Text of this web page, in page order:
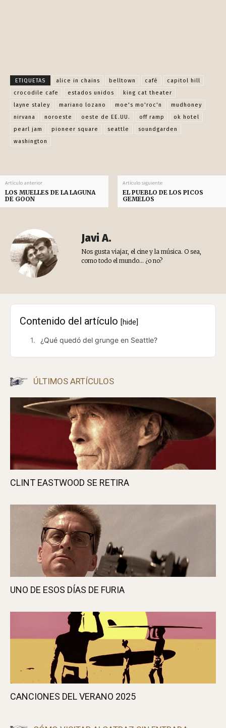
ETIQUETAS alice in chains belltown café
capitol hill
crocodile cafe
estados unidos
king cat theater
layne staley
mariano lozano moe's mo'roc'n
mudhoney
nirvana
noroeste oeste de EE.UU. off ramp
ok hotel
pearl jam
pioneer square seattle
soundgarden
washington
Artículo anterior
LOS MUELLES DE LA LAGUNA
DE GOON
Artículo siguiente
EL PUEBLO DE LOS PICOS
GEMELOS
Javi A.
Nos gusta viajar, el cine y la música. O sea,
como todo el mundo... ¿o no?
Contenido del artículo [hide]
¿Qué quedó del grunge en Seattle?
ÚLTIMOS ARTÍCULOS
CLINT EASTWOOD SE RETIRA
UNO DE ESOS DÍAS DE FURIA
CANCIONES DEL VERANO 2025